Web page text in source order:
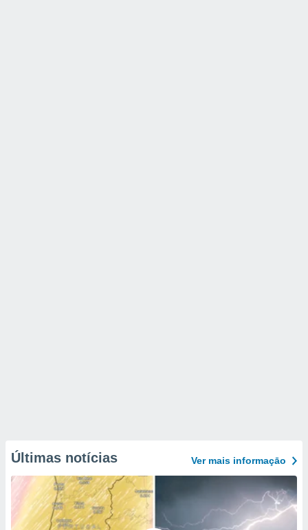
Últimas notícias Ver mais informaçāo